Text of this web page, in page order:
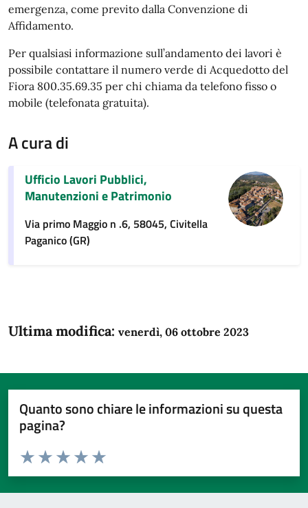
emergenza, come previto dalla Convenzione di
Affidamento.
Per qualsiasi informazione sull’andamento dei lavori è
possibile contattare il numero verde di Acquedotto del
Fiora 800.35.69.35 per chi chiama da telefono fisso o
mobile (telefonata gratuita).
A cura di
Ufficio Lavori Pubblici,
Manutenzioni e Patrimonio
Via primo Maggio n .6, 58045, Civitella
Paganico (GR)
Ultima modifica: venerdì, 06 ottobre 2023
Quanto sono chiare le informazioni su questa
pagina?
Domanda
Valuta da 1 a 5 stelle la pagina
Valuta 5 stelle su 5
Valuta 4 stelle su 5
Valuta 3 stelle su 5
Valuta 2 stelle su 5
Valuta 1 stelle su 5